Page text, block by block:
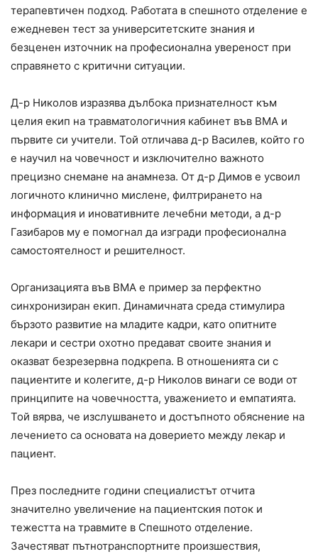
терапевтичен подход. Работата в спешното отделение е
ежедневен тест за университетските знания и
безценен източник на професионална увереност при
справянето с критични ситуации.
Д-р Николов изразява дълбока признателност към
целия екип на травматологичния кабинет във ВМА и
първите си учители. Той отличава д-р Василев, който го
е научил на човечност и изключително важното
прецизно снемане на анамнеза. От д-р Димов е усвоил
логичното клинично мислене, филтрирането на
информация и иновативните лечебни методи, а д-р
Газибаров му е помогнал да изгради професионална
самостоятелност и решителност.
Организацията във ВМА е пример за перфектно
синхронизиран екип. Динамичната среда стимулира
бързото развитие на младите кадри, като опитните
лекари и сестри охотно предават своите знания и
оказват безрезервна подкрепа. В отношенията си с
пациентите и колегите, д-р Николов винаги се води от
принципите на човечността, уважението и емпатията.
Той вярва, че изслушването и достъпното обяснение на
лечението са основата на доверието между лекар и
пациент.
През последните години специалистът отчита
значително увеличение на пациентския поток и
тежестта на травмите в Спешното отделение.
Зачестяват пътнотранспортните произшествия,